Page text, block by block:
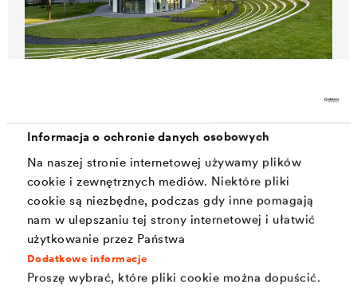
Informacja o ochronie danych osobowych
Na naszej stronie internetowej używamy plików
cookie i zewnętrznych mediów. Niektóre pliki
cookie są niezbędne, podczas gdy inne pomagają
nam w ulepszaniu tej strony internetowej i ułatwić
użytkowanie przez Państwa
Dodatkowe informacje
Proszę wybrać, które pliki cookie można dopuścić.
DELTA®
SKY PARK
Bratysława, Słowacja
Projekt SKY PARK w Bratysławie imponuje połączeniem z
szerszym obszarem. Rozwiązania firmy DÖRKEN zostały
zastosowane na najbardziej efektownych elementach całego
projektu - zarówno na elewacjach, jak i na terenach zielonych.